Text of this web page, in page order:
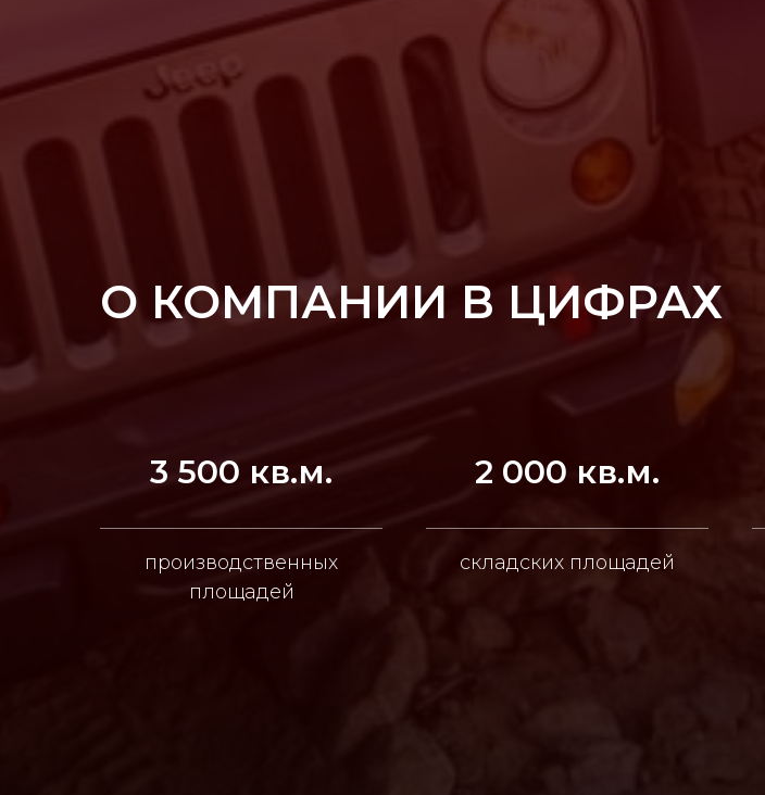
О КОМПАНИИ В ЦИФРАХ
3 500 кв.м.
производственных
площадей
2 000 кв.м.
складских площадей